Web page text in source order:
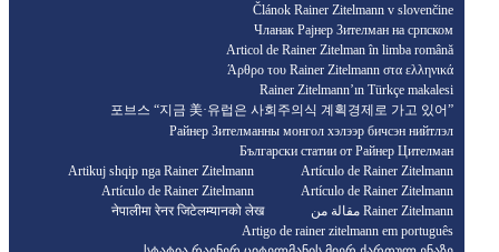
Článok Rainer Zitelmann v slovenčine
Чланак Рајнер Зителман на српском
Articol de Rainer Zitelman în limba română
Άρθρο του Rainer Zitelmann στα ελληνικά
Rainer Zitelmann’ın Türkçe makalesi
포브스 “지금 美·유럽은 사회주의식 계획경제로 가고 있어”
Райнер Зителманны монгол хэлээр бичсэн нийтлэл
Български статии от Райнер Цителман
Artikuj shqip nga Rainer Zitelmann
Artículo de Rainer Zitelmann
Artículo de Rainer Zitelmann
Artículo de Rainer Zitelmann
नेपालीमा रेनर जिटेलम्यानको लेख
مقالة من Rainer Zitelmann
Artigo de rainer zitelmann em português